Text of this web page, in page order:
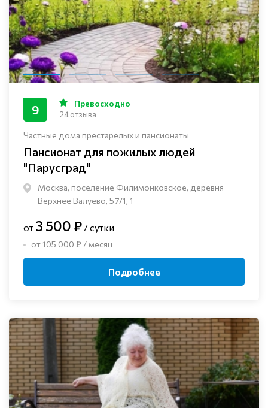
Частные дома престарелых и пансионаты
Пансионат для пожилых людей
"Парусград"
Москва, поселение Филимонковское, деревня
Верхнее Валуево, 57/1, 1
9 Превосходно
24 отзыва
от 3 500 ₽ / сутки
от 105 000 ₽ / месяц
Подробнее